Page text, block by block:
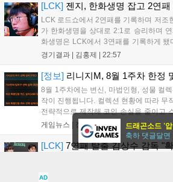
[LCK] 젠지, 한화생명 잡고 2연패
LCK 로드쇼에서 2연패를 기록하며 저조
가 한화생명을 상대로 2:1로 승리하며
화생명은 LCK에서 3연패를 기록하게 됐
카로운 갱킹으로 '제우스'의 럼블을 상대
따냈고, 바텀 원딜끼리 1:1 교전...
경기결과 | 김홍제 22:57
[정보] 리니지M, 8월 1주차 한정
8월 1주차에는 변신, 마법인형, 성물 컬
작이 진행됩니다. 컬렉션 현황에 따라 무
전략적으로 제작해 코인 손실을 줄이고
또한 주말에는 뽑기 픽업팩 위주의 특별
100% 성공 확률의 한정 제작과 11회 뽑
식을 신중히 선택하여 효율적인 성장을
게임뉴스 | 장요한|21:43
[LCK] 7연패 탈출 김상수 감독 "
5일 열린 2026 LCK 정규 시즌 3라운드
AD
드래곤소드 '
축하 댓글달면